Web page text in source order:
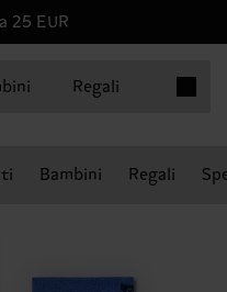
25 EUR
Regali
Bambini Regali